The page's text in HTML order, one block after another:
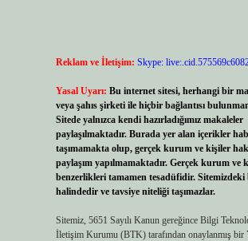
Reklam ve İletişim: Skype:
Yasal Uyarı: Bu internet sitesi, herhangi bir
veya şahıs şirketi ile hiçbir bağlantısı
Sitede yalnızca kendi hazırladığımız makaleler
paylaşılmaktadır. Burada yer alan içerikler
taşımamakta olup, gerçek kurum ve kişiler
paylaşım yapılmamaktadır. Gerçek kurum ve
benzerlikleri tamamen tesadüfidir.
halindedir ve tavsiye niteliği taşımazlar.
Sitemiz, 5651 Sayılı Kanun gereğince Bilgi
İletişim Kurumu (BTK) tarafından onaylanmış bir